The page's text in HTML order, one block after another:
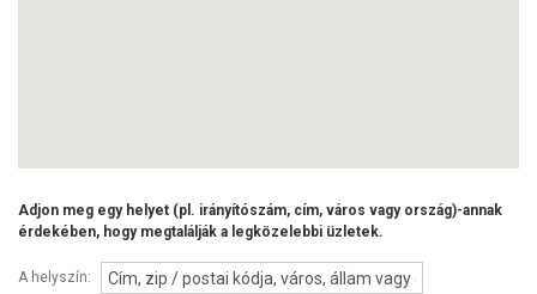
Adjon meg egy helyet (pl. irányítószám, cím, város vagy ország)-annak
érdekében, hogy megtalálják a legközelebbi üzletek.
A helyszín: